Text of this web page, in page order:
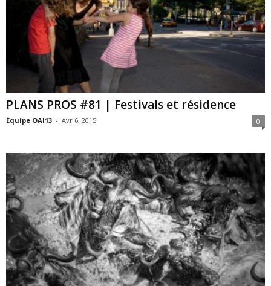
PLANS PROS #81 | Festivals et résidence
Équipe OAI13 - Avr 6, 2015 0